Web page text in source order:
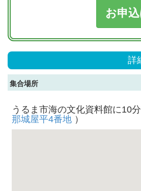
お申
詳
集合場所
うるま市海の文化資料館に10
那城屋平4番地 ）